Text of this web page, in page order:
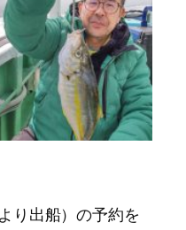
り出船）の予約を